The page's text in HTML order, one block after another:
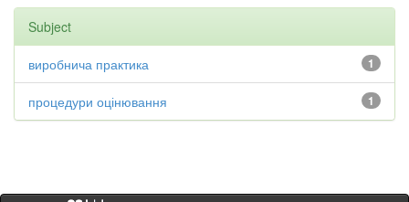
Subject
1
виробнича практика
1
процедури оцінювання